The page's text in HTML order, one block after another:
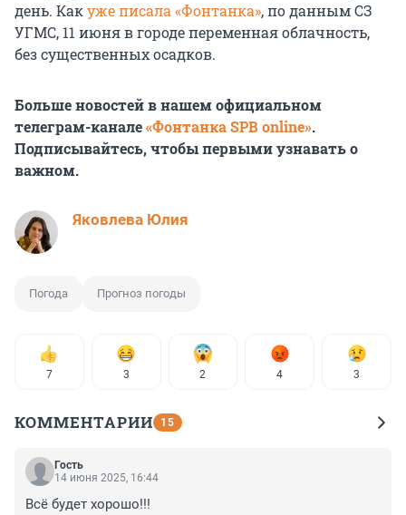
день. Какуже писала «Фонтанка», по данным СЗ
УГМС, 11 июня в городе переменная облачность,
без существенных осадков.
Больше новостей в нашем официальном
телеграм-канале«Фонтанка SPB online».
Подписывайтесь, чтобы первыми узнавать о
важном.
Яковлева Юлия
Погода Прогноз погоды
7 3 2 4 3
КОММЕНТАРИИ 15
Гость
14 июня 2025, 16:44
Всё будет хорошо!!!